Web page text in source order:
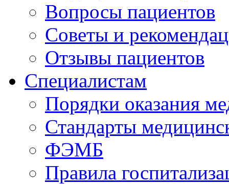
Вопросы пациентов
Советы и
Отзывы пациентов
Специалистам
Порядки оказания
Стандарты
ФЭМБ
Правила